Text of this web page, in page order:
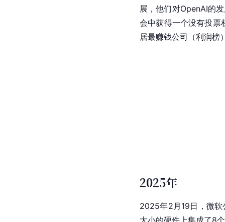
展，他们对OpenAI的
会中获得一个没有投票
居最赚钱公司（利润榜
2025年
2025年2月19日，微
大小的硬件上集成了8